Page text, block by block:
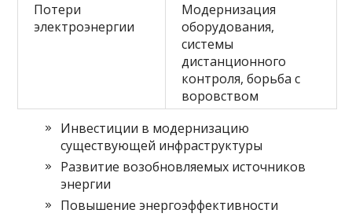
Потери
электроэнергии
Модернизация
оборудования,
системы
дистанционного
контроля, борьба с
воровством
Инвестиции в модернизацию
существующей инфраструктуры
Развитие возобновляемых источников
энергии
Повышение энергоэффективности